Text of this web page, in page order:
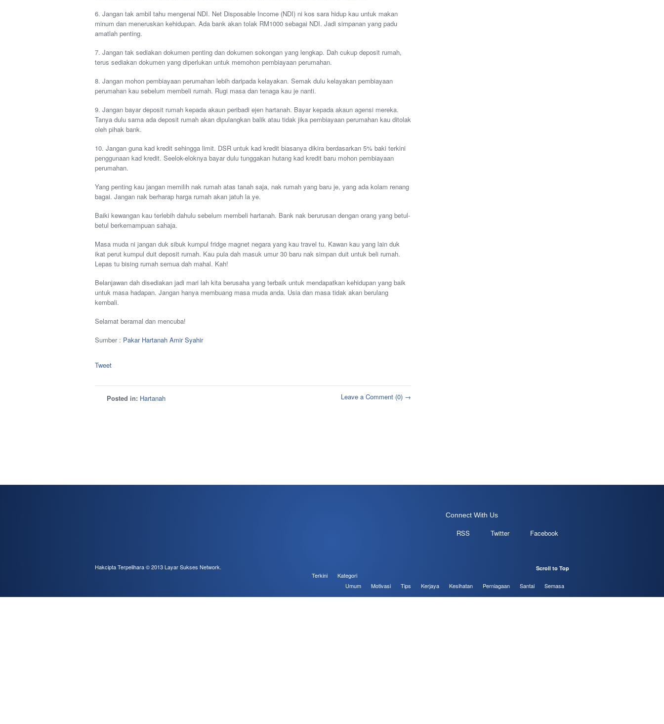
6. Jangan tak ambil tahu mengenai NDI. Net Disposable Income (NDI) ni kos sara hidup kau untuk makan
minum dan meneruskan kehidupan. Ada bank akan tolak RM1000 sebagai NDI. Jadi simpanan yang padu
amatlah penting.
7. Jangan tak sediakan dokumen penting dan dokumen sokongan yang lengkap. Dah cukup deposit rumah,
terus sediakan dokumen yang diperlukan untuk memohon pembiayaan perumahan.
8. Jangan mohon pembiayaan perumahan lebih daripada kelayakan. Semak dulu kelayakan pembiayaan
perumahan kau sebelum membeli rumah. Rugi masa dan tenaga kau je nanti.
9. Jangan bayar deposit rumah kepada akaun peribadi ejen hartanah. Bayar kepada akaun agensi mereka.
Tanya dulu sama ada deposit rumah akan dipulangkan balik atau tidak jika pembiayaan perumahan kau ditolak
oleh pihak bank.
10. Jangan guna kad kredit sehingga limit. DSR untuk kad kredit biasanya dikira berdasarkan 5% baki terkini
penggunaan kad kredit. Seelok-eloknya bayar dulu tunggakan hutang kad kredit baru mohon pembiayaan
perumahan.
Yang penting kau jangan memilih nak rumah atas tanah saja, nak rumah yang baru je, yang ada kolam renang
bagai. Jangan nak berharap harga rumah akan jatuh la ye.
Baiki kewangan kau terlebih dahulu sebelum membeli hartanah. Bank nak berurusan dengan orang yang betul-
betul berkemampuan sahaja.
Masa muda ni jangan duk sibuk kumpul fridge magnet negara yang kau travel tu. Kawan kau yang lain duk
ikat perut kumpul duit deposit rumah. Kau pula dah masuk umur 30 baru nak simpan duit untuk beli rumah.
Lepas tu bising rumah semua dah mahal. Kah!
Belanjawan dah disediakan jadi mari lah kita berusaha yang terbaik untuk mendapatkan kehidupan yang baik
untuk masa hadapan. Jangan hanya membuang masa muda anda. Usia dan masa tidak akan berulang
kembali.
Selamat beramal dan mencuba!
Sumber : Pakar Hartanah Amir Syahir
Tweet
Posted in: Hartanah Leave a Comment (0) →
Connect With Us
RSS Twitter Facebook
Hakcipta Terpelihara © 2013Layar Sukses Network. Scroll to Top
Terkini
Kategori
Umum
Motivasi Tips Kerjaya Kesihatan Perniagaan Santai Semasa